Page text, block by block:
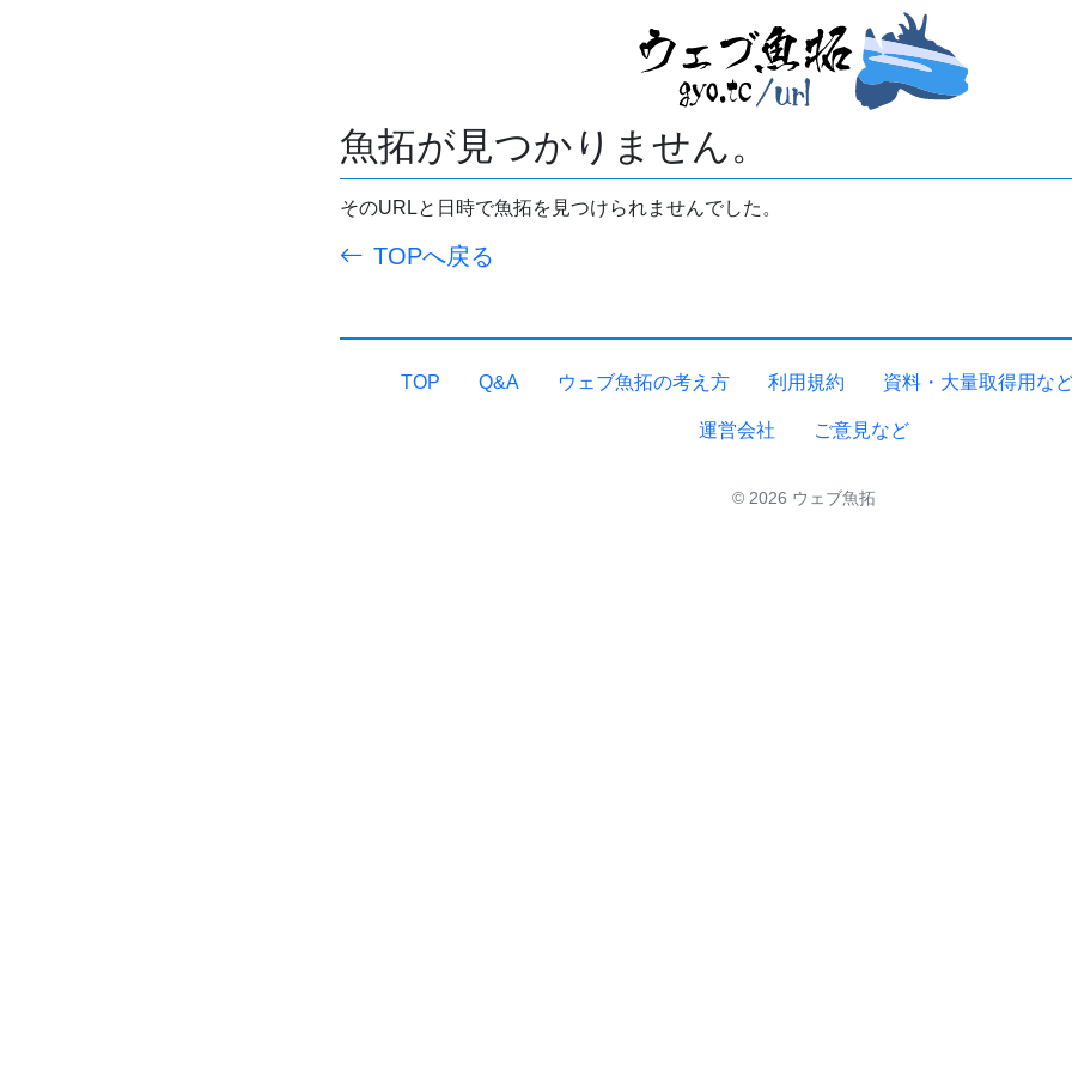
魚拓が見つかりません。
そのURLと日時で魚拓を見つけられませんでした。
TOPへ戻る
TOP Q&A ウェブ魚拓の考え方 利用規約 資料・大量取得用な
運営会社 ご意見など
© 2026 ウェブ魚拓